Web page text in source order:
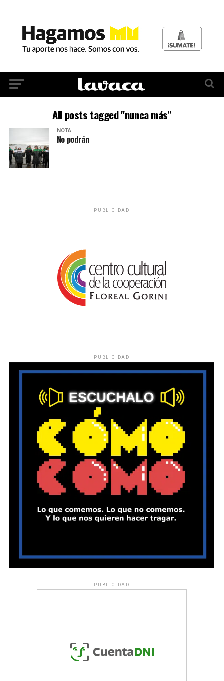
All posts tagged "nunca más"
NOTA
No podrán
PUBLICIDAD
PUBLICIDAD
PUBLICIDAD